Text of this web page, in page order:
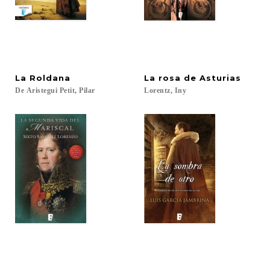
La Roldana
De Aristegui Petit, Pilar
La rosa de Asturias
Lorentz, Iny